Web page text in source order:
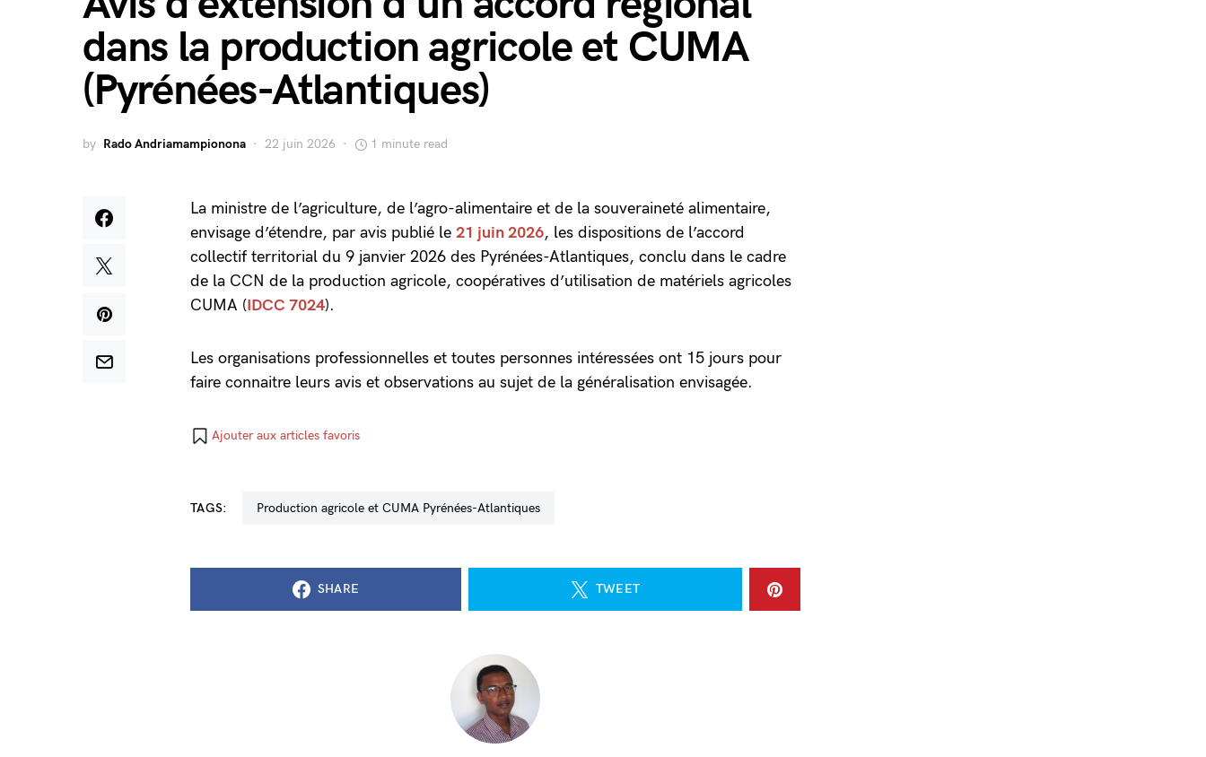
dans la production agricole et CUMA
(Pyrénées-Atlantiques)
by Rado Andriamampionona 22 juin 2026 1 minute read
La ministre de l’agriculture, de l’agro-alimentaire et de la souveraineté alimentaire,
envisage d’étendre, par avis publié le 21 juin 2026, les dispositions de l’accord
collectif territorial du 9 janvier 2026 des Pyrénées-Atlantiques, conclu dans le cadre
de la CCN de la production agricole, coopératives d’utilisation de matériels agricoles
CUMA (IDCC 7024).
Les organisations professionnelles et toutes personnes intéressées ont 15 jours pour
faire connaitre leurs avis et observations au sujet de la généralisation envisagée.
Ajouter aux articles favoris
TAGS: production agricole et CUMA Pyrénées-Atlantiques
SHARE TWEET